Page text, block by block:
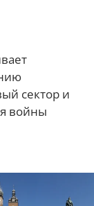
сектор и
войны